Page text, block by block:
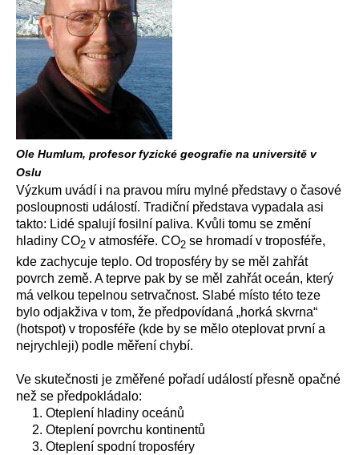
Ole Humlum, profesor fyzické geografie na universitě v
Oslu
Výzkum uvádí i na pravou míru mylné představy o časové
posloupnosti událostí. Tradiční představa vypadala asi
takto: Lidé spalují fosilní paliva. Kvůli tomu se změní
hladiny CO2 v atmosféře. CO2 se hromadí v troposféře,
kde zachycuje teplo. Od troposféry by se měl zahřát
povrch země. A teprve pak by se měl zahřát oceán, který
má velkou tepelnou setrvačnost. Slabé místo této teze
bylo odjakživa v tom, že předpovídaná „horká skvrna“
(hotspot) v troposféře (kde by se mělo oteplovat první a
nejrychleji) podle měření chybí.
Ve skutečnosti je změřené pořadí událostí přesně opačné
než se předpokládalo:
1. Oteplení hladiny oceánů
2. Oteplení povrchu kontinentů
3. Oteplení spodní troposféry